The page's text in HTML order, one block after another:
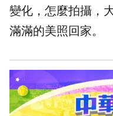
變化，怎麼拍攝，
滿滿的美照回家。